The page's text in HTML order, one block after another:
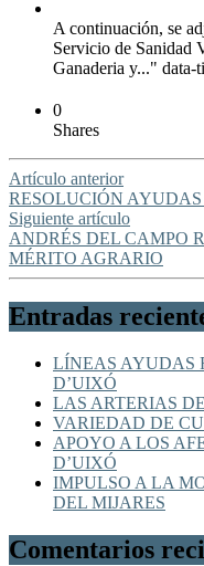
A continuación, se
Servicio de Sanidad
Ganaderia y..."
0
Shares
Artículo anterior
RESOLUCIÓN
Siguiente artículo
ANDRÉS DEL CAMPO
MÉRITO AGRARIO
Entradas
LÍNEAS AYUDAS
D’UIXÓ
LAS ARTERIAS
VARIEDAD DE
APOYO A LOS
D’UIXÓ
IMPULSO A LA
DEL MIJARES
Comentarios